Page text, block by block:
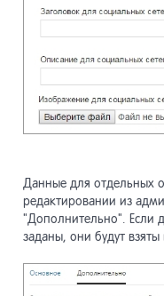
Данные для отдельных
редактировании из
"Дополнительно". Если
заданы, они будут взяты